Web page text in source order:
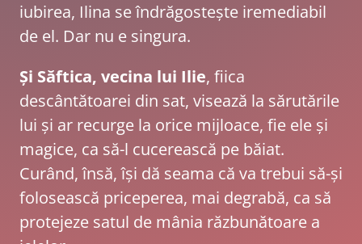
iubirea, Ilina se îndrăgostește iremediabil
de el. Dar nu e singura.
Și Săftica, vecina lui Ilie, fiica
descântătoarei din sat, visează la sărutările
lui și ar recurge la orice mijloace, fie ele și
magice, ca să-l cucerească pe băiat.
Curând, însă, își dă seama că va trebui să-și
folosească priceperea, mai degrabă, ca să
protejeze satul de mânia răzbunătoare a